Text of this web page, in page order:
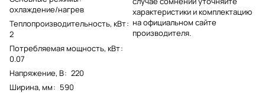
охлаждение/нагрев
Теплопроизводительность, кВт:
2
Потребляемая мощность, кВт:
0.07
Напряжение, В: 220
Ширина, мм: 590
характеристики и комплектацию
на официальном сайте
производителя.